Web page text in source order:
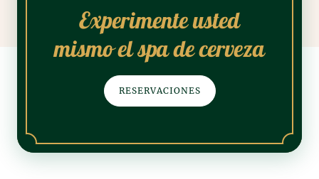
Experimente usted
mismo el spa de cerveza
RESERVACIONES